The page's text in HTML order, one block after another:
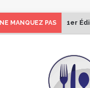
NE MANQUEZ PAS 1er